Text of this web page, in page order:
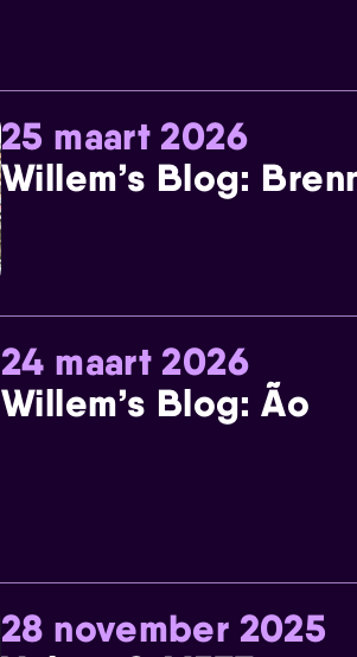
25 maart 2026
Willem’s Blog:
24 maart 2026
Willem’s Blog: Ão
28 november 2025